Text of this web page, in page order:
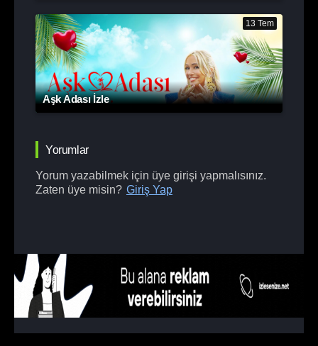
13 Tem
Aşk Adası İzle
Yorumlar
Yorum yazabilmek için üye girişi yapmalısınız.
Zaten üye misin? Giriş Yap